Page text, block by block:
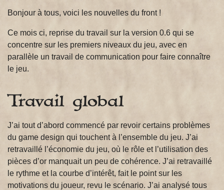
Bonjour à tous, voici les nouvelles du front !
Ce mois ci, reprise du travail sur la version 0.6 qui se
concentre sur les premiers niveaux du jeu, avec en
parallèle un travail de communication pour faire connaître
le jeu.
Travail global
J’ai tout d’abord commencé par revoir certains problèmes
du game design qui touchent à l’ensemble du jeu. J’ai
retravaillé l’économie du jeu, où le rôle et l’utilisation des
pièces d’or manquait un peu de cohérence. J’ai retravaillé
le rythme et la courbe d’intérêt, fait le point sur les
motivations du joueur, revu le scénario. J’ai analysé tous